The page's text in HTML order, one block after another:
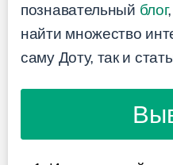
познавательный блог
найти множество
саму Доту, так и